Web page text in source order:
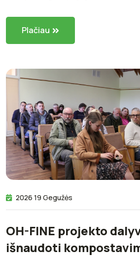
Plačiau
2026 19 Gegužės
OH-FINE projekto
išnaudoti